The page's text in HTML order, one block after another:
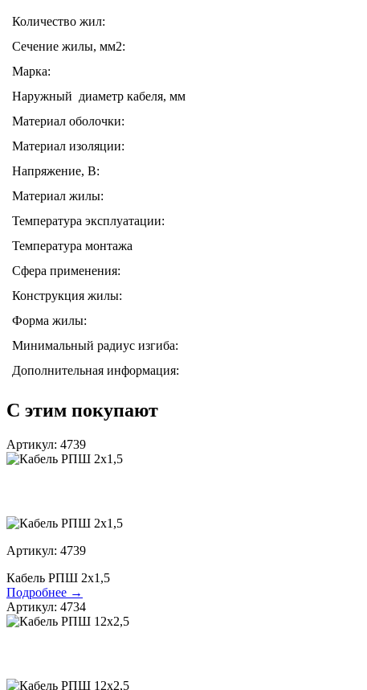
Количество жил:
Сечение жилы, мм2:
Марка:
Наружный диаметр кабеля, мм
Материал оболочки:
Материал изоляции:
Напряжение, В:
Материал жилы:
Температура эксплуатации:
Температура монтажа
Сфера применения:
Конструкция жилы:
Форма жилы:
Минимальный радиус изгиба:
Дополнительная информация:
С этим покупают
Артикул: 4739
Артикул: 4739
Кабель РПШ 2х1,5
Подробнее →
Артикул: 4734